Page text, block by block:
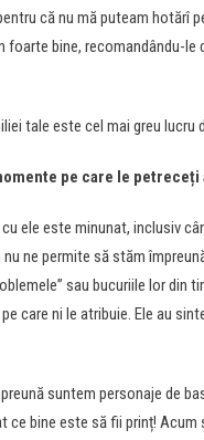
că nu mă puteam hotărî
bine, recomandându-
tale este cel mai greu lucru
pe care le petreceți
ele este minunat, inclusiv
ne permite să stăm
sau bucuriile lor din
care ni le atribuie. Ele au
suntem personaje de
bine este să fii prinț!